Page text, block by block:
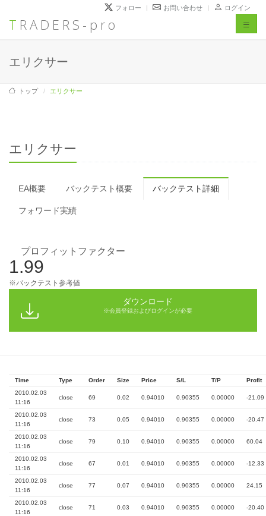
TRADERS-pro
フォロー お問い合わせ ログイン
Toggle
エリクサー
トップ エリクサー
エリクサー
EA概要 バックテスト概要 バックテスト詳細
フォワード実績
プロフィットファクター
1.99
※バックテスト参考値
ダウンロード
※会員登録およびログインが必要
Time Type Order Size Price S/L T/P
Profit
2010.02.03
11:16
close 69 0.02 0.94010 0.90355 0.00000 -21.09
2010.02.03
11:16
close 73 0.05 0.94010 0.90355 0.00000 -20.47
2010.02.03
11:16
close 79 0.10 0.94010 0.90355 0.00000 60.04
2010.02.03
11:16
close 67 0.01 0.94010 0.90355 0.00000 -12.33
2010.02.03
11:16
close 77 0.07 0.94010 0.90355 0.00000 24.15
2010.02.03
11:16
close 71 0.03 0.94010 0.90355 0.00000 -20.40